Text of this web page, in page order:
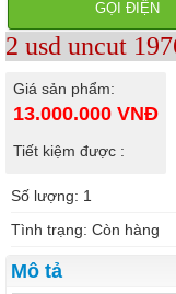
GỌI ĐIỆN
2 usd uncut
Giá sản phẩm:
13.000.000 VNĐ
Tiết kiệm được :
Số lượng: 1
Tình trạng: Còn hàng
Mô tả